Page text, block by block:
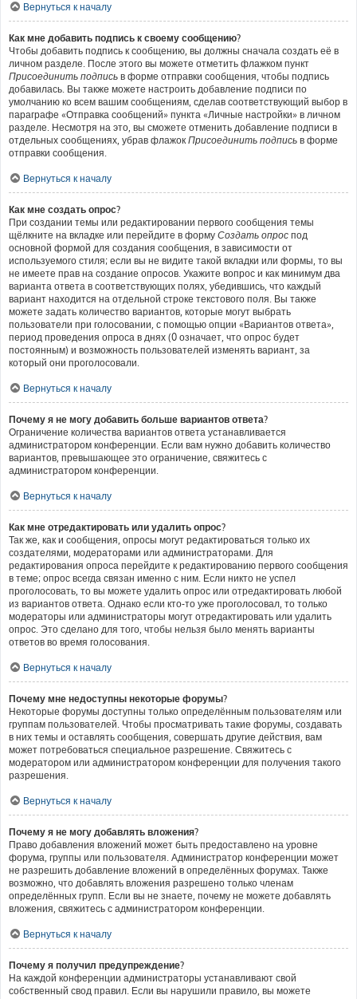
Вернуться к началу
Как мне добавить подпись к своему сообщению?
Чтобы добавить подпись к сообщению, вы должны сначала создать её в
личном разделе. После этого вы можете отметить флажком пункт
Присоединить подпись в форме отправки сообщения, чтобы подпись
добавилась. Вы также можете настроить добавление подписи по
умолчанию ко всем вашим сообщениям, сделав соответствующий выбор в
параграфе «Отправка сообщений» пункта «Личные настройки» в личном
разделе. Несмотря на это, вы сможете отменить добавление подписи в
отдельных сообщениях, убрав флажок Присоединить подпись в форме
отправки сообщения.
Вернуться к началу
Как мне создать опрос?
При создании темы или редактировании первого сообщения темы
щёлкните на вкладке или перейдите в форму Создать опрос под
основной формой для создания сообщения, в зависимости от
используемого стиля; если вы не видите такой вкладки или формы, то вы
не имеете прав на создание опросов. Укажите вопрос и как минимум два
варианта ответа в соответствующих полях, убедившись, что каждый
вариант находится на отдельной строке текстового поля. Вы также
можете задать количество вариантов, которые могут выбрать
пользователи при голосовании, с помощью опции «Вариантов ответа»,
период проведения опроса в днях (0 означает, что опрос будет
постоянным) и возможность пользователей изменять вариант, за
который они проголосовали.
Вернуться к началу
Почему я не могу добавить больше вариантов ответа?
Ограничение количества вариантов ответа устанавливается
администратором конференции. Если вам нужно добавить количество
вариантов, превышающее это ограничение, свяжитесь с
администратором конференции.
Вернуться к началу
Как мне отредактировать или удалить опрос?
Так же, как и сообщения, опросы могут редактироваться только их
создателями, модераторами или администраторами. Для
редактирования опроса перейдите к редактированию первого сообщения
в теме; опрос всегда связан именно с ним. Если никто не успел
проголосовать, то вы можете удалить опрос или отредактировать любой
из вариантов ответа. Однако если кто-то уже проголосовал, то только
модераторы или администраторы могут отредактировать или удалить
опрос. Это сделано для того, чтобы нельзя было менять варианты
ответов во время голосования.
Вернуться к началу
Почему мне недоступны некоторые форумы?
Некоторые форумы доступны только определённым пользователям или
группам пользователей. Чтобы просматривать такие форумы, создавать
в них темы и оставлять сообщения, совершать другие действия, вам
может потребоваться специальное разрешение. Свяжитесь с
модератором или администратором конференции для получения такого
разрешения.
Вернуться к началу
Почему я не могу добавлять вложения?
Право добавления вложений может быть предоставлено на уровне
форума, группы или пользователя. Администратор конференции может
не разрешить добавление вложений в определённых форумах. Также
возможно, что добавлять вложения разрешено только членам
определённых групп. Если вы не знаете, почему не можете добавлять
вложения, свяжитесь с администратором конференции.
Вернуться к началу
Почему я получил предупреждение?
На каждой конференции администраторы устанавливают свой
собственный свод правил. Если вы нарушили правило, вы можете